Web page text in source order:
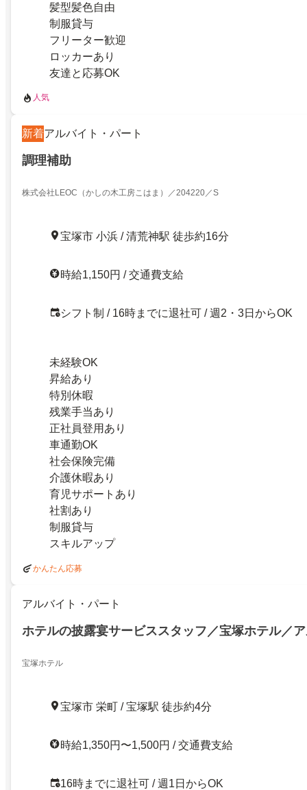
髪型髪色自由
制服貸与
フリーター歓迎
ロッカーあり
友達と応募OK
人気
新着アルバイト・パート
調理補助
株式会社LEOC（かしの木工房こはま）／204220／S
宝塚市 小浜 / 清荒神駅 徒歩約16分
時給1,150円 / 交通費支給
シフト制 / 16時までに退社可 / 週2・3日からOK
未経験OK
昇給あり
特別休暇
残業手当あり
正社員登用あり
車通勤OK
社会保険完備
介護休暇あり
育児サポートあり
社割あり
制服貸与
スキルアップ
かんたん応募
アルバイト・パート
ホテルの披露宴サービススタッフ／宝塚ホテル／
宝塚ホテル
宝塚市 栄町 / 宝塚駅 徒歩約4分
時給1,350円〜1,500円 / 交通費支給
16時までに退社可 / 週1日からOK